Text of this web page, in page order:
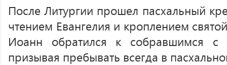
После Литургии прошел пасхальный
чтением Евангелия и кроплением
Иоанн обратился к собравшимся с
призывая пребывать всегда в